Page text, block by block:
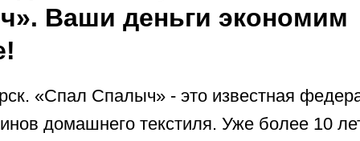
Ваши деньги экономим
«Спал Спалыч» - это известная
домашнего текстиля. Уже более 10